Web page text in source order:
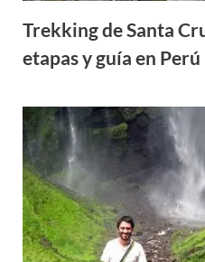
Trekking de Santa
etapas y guía en Perú